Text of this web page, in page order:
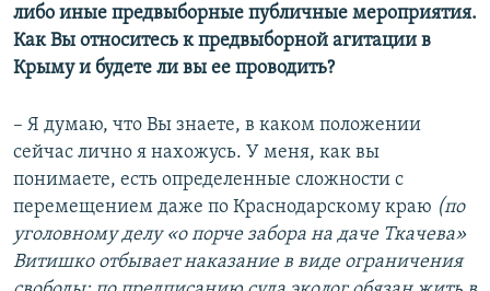
либо иные предвыборные публичные мероприятия.
Как Вы относитесь к предвыборной агитации в
Крыму и будете ли вы ее проводить?
– Я думаю, что Вы знаете, в каком положении
сейчас лично я нахожусь. У меня, как вы
понимаете, есть определенные сложности с
перемещением даже по Краснодарскому краю (по
уголовному делу «о порче забора на даче Ткачева»
Витишко отбывает наказание в виде ограничения